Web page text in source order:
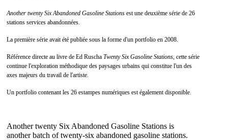
Another twenty Six Abandoned Gasoline Stations est une deuxième série de 26
stations services abandonnées.
La première série avait été publiée sous la forme d'un portfolio en 2008.
Référence directe au livre de Ed Ruscha Twenty Six Gasoline Stations, cette série
continue l'exploration méthodique des paysages urbains qui constitue l'un des
axes majeurs du travail de l'artiste.
Un portfolio contenant les 26 estampes numériques est également disponible.
Another twenty Six Abandoned Gasoline Stations is
another batch of twenty-six abandoned gasoline stations.